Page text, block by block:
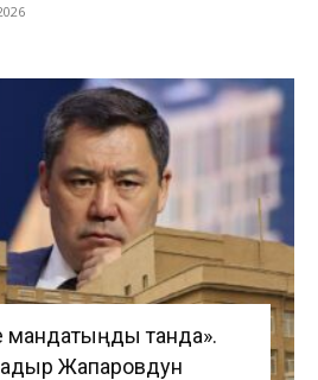
танда».
Жапаровдун